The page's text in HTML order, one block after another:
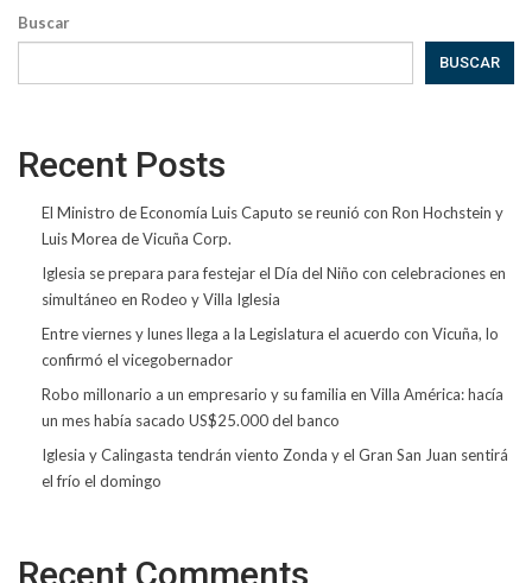
Buscar
BUSCAR
Recent Posts
El Ministro de Economía Luis Caputo se reunió con Ron Hochstein y
Luis Morea de Vicuña Corp.
Iglesia se prepara para festejar el Día del Niño con celebraciones en
simultáneo en Rodeo y Villa Iglesia
Entre viernes y lunes llega a la Legislatura el acuerdo con Vicuña, lo
confirmó el vicegobernador
Robo millonario a un empresario y su familia en Villa América: hacía
un mes había sacado US$25.000 del banco
Iglesia y Calingasta tendrán viento Zonda y el Gran San Juan sentirá
el frío el domingo
Recent Comments